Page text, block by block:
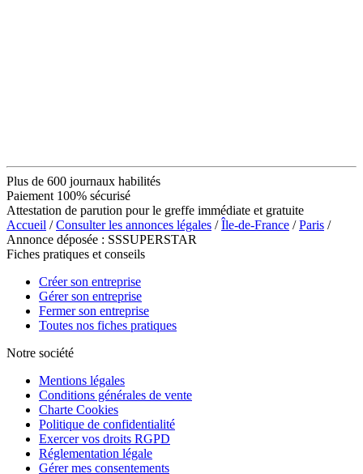
Plus de 600 journaux habilités
Paiement 100% sécurisé
Attestation de parution pour le greffe immédiate et gratuite
Accueil /Consulter les annonces légales /Île-de-France /Paris /
Annonce déposée : SSSUPERSTAR
Fiches pratiques et conseils
Créer son entreprise
Gérer son entreprise
Fermer son entreprise
Toutes nos fiches pratiques
Notre société
Mentions légales
Conditions générales de vente
Charte Cookies
Politique de confidentialité
Exercer vos droits RGPD
Réglementation légale
Gérer mes consentements